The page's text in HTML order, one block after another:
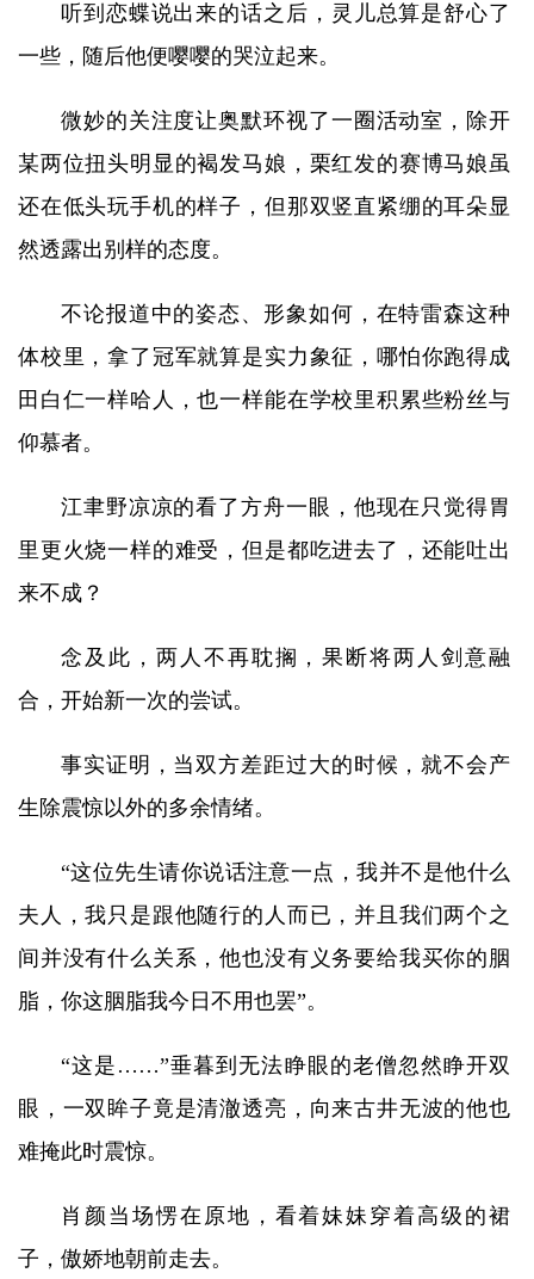
听到恋蝶说出来的话之后，灵儿总算是舒心了
一些，随后他便嘤嘤的哭泣起来。
微妙的关注度让奥默环视了一圈活动室，除开
某两位扭头明显的褐发马娘，栗红发的赛博马娘虽
还在低头玩手机的样子，但那双竖直紧绷的耳朵显
然透露出别样的态度。
不论报道中的姿态、形象如何，在特雷森这种
体校里，拿了冠军就算是实力象征，哪怕你跑得成
田白仁一样哈人，也一样能在学校里积累些粉丝与
仰慕者。
江聿野凉凉的看了方舟一眼，他现在只觉得胃
里更火烧一样的难受，但是都吃进去了，还能吐出
来不成？
念及此，两人不再耽搁，果断将两人剑意融
合，开始新一次的尝试。
事实证明，当双方差距过大的时候，就不会产
生除震惊以外的多余情绪。
“这位先生请你说话注意一点，我并不是他什么
夫人，我只是跟他随行的人而已，并且我们两个之
间并没有什么关系，他也没有义务要给我买你的胭
脂，你这胭脂我今日不用也罢”。
“这是……”垂暮到无法睁眼的老僧忽然睁开双
眼，一双眸子竟是清澈透亮，向来古井无波的他也
难掩此时震惊。
肖颜当场愣在原地，看着妹妹穿着高级的裙
子，傲娇地朝前走去。